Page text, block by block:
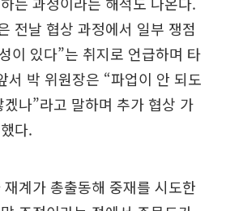
전날 협상 과정에서 일부 쟁점
이 있다”는 취지로 언급하며 타
서 박 위원장은 “파업이 안 되도
나”라고 말하며 추가 협상 가
다.
계가 총출동해 중재를 시도한